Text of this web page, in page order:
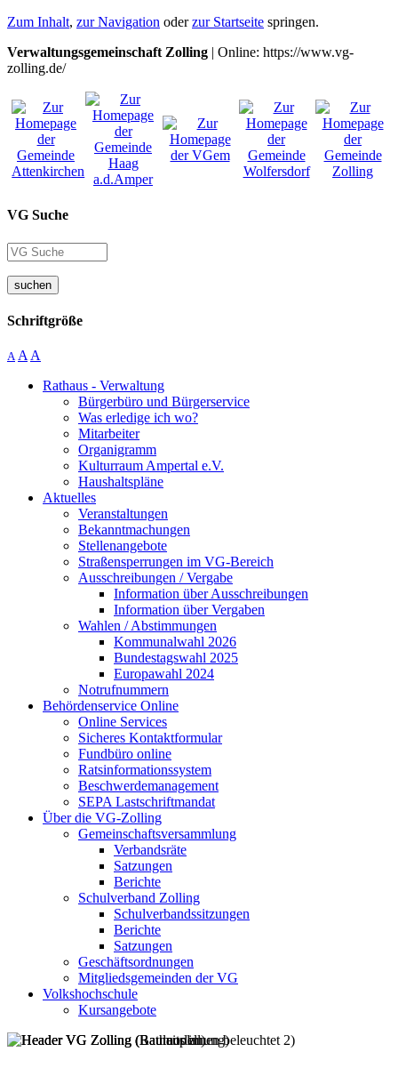
Zum Inhalt, zur Navigation oderzur Startseite springen.
Verwaltungsgemeinschaft Zolling | Online: https://www.vg-
zolling.de/
VG Suche
suchen
Schriftgröße
A A A
Rathaus - Verwaltung
Bürgerbüro und Bürgerservice
Was erledige ich wo?
Mitarbeiter
Organigramm
Kulturraum Ampertal e.V.
Haushaltspläne
Aktuelles
Veranstaltungen
Bekanntmachungen
Stellenangebote
Straßensperrungen im VG-Bereich
Ausschreibungen / Vergabe
Information über Ausschreibungen
Information über Vergaben
Wahlen / Abstimmungen
Kommunalwahl 2026
Bundestagswahl 2025
Europawahl 2024
Notrufnummern
Behördenservice Online
Online Services
Sicheres Kontaktformular
Fundbüro online
Ratsinformationssystem
Beschwerdemanagement
SEPA Lastschriftmandat
Über die VG-Zolling
Gemeinschaftsversammlung
Verbandsräte
Satzungen
Berichte
Schulverband Zolling
Schulverbandssitzungen
Berichte
Satzungen
Geschäftsordnungen
Mitgliedsgemeinden der VG
Volkshochschule
Kursangebote